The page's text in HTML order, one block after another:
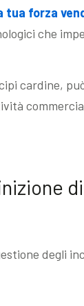
tua forza
che
cardine,
degli